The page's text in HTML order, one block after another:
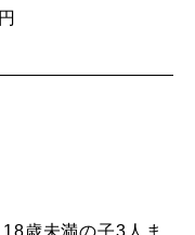
歳未満の子3人ま